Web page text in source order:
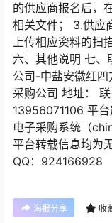
的供应商报名后，
相关文件； 3.供应
上传相应资料的扫
六、其他说明 七、
公司-中盐安徽红
采购公司 地址：
13956071106 平
电子采购系统（
平台转载信息均为
QQ：924166928
海报分享 收